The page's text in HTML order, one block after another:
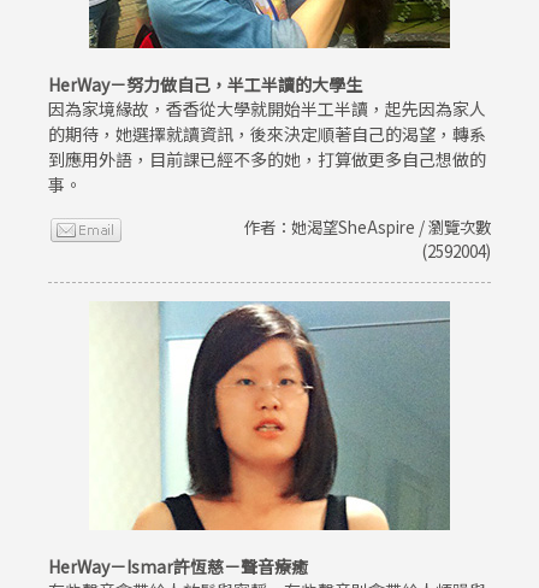
HerWay－努力做自己，半工半讀的大學生
因為家境緣故，香香從大學就開始半工半讀，起先因為家人
的期待，她選擇就讀資訊，後來決定順著自己的渴望，轉系
到應用外語，目前課已經不多的她，打算做更多自己想做的
事。
作者：她渴望SheAspire / 瀏覽次數
(2592004)
HerWay－Ismar許恆慈－聲音療癒